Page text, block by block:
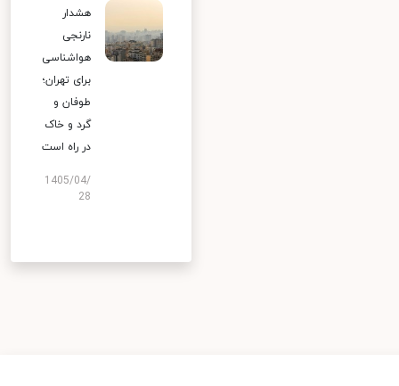
هشدار
نارنجی
هواشناسی
برای تهران؛
طوفان و
گرد و خاک
در راه است
1405/04/
28